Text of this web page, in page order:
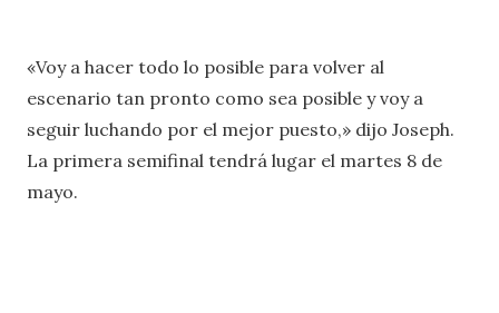
«Voy a hacer todo lo posible para volver al
escenario tan pronto como sea posible y voy a
seguir luchando por el mejor puesto,» dijo Joseph.
La primera semifinal tendrá lugar el martes 8 de
mayo.